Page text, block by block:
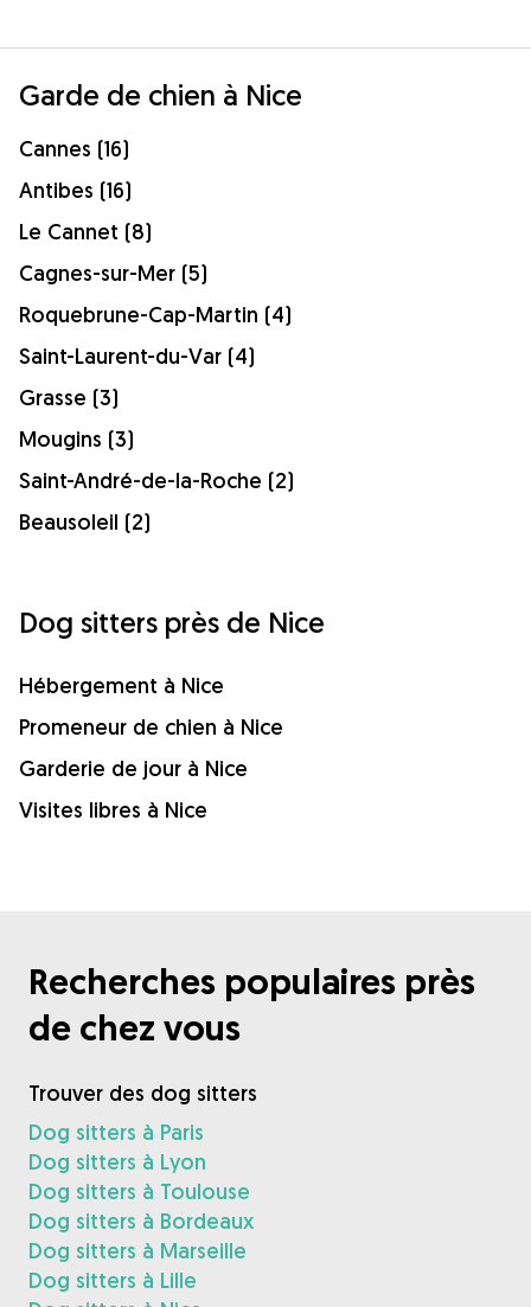
Garde de chien à Nice
Cannes (16)
Antibes (16)
Le Cannet (8)
Cagnes-sur-Mer (5)
Roquebrune-Cap-Martin (4)
Saint-Laurent-du-Var (4)
Grasse (3)
Mougins (3)
Saint-André-de-la-Roche (2)
Beausoleil (2)
Dog sitters près de Nice
Hébergement à Nice
Promeneur de chien à Nice
Garderie de jour à Nice
Visites libres à Nice
Recherches populaires près
de chez vous
Trouver des dog sitters
Dog sitters à Paris
Dog sitters à Lyon
Dog sitters à Toulouse
Dog sitters à Bordeaux
Dog sitters à Marseille
Dog sitters à Lille